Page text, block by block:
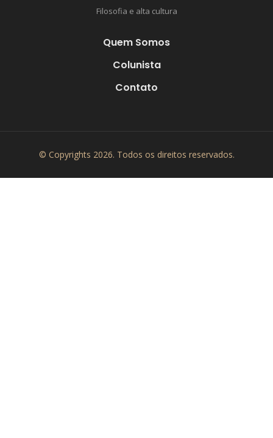
Filosofia e alta cultura
Quem Somos
Colunista
Contato
© Copyrights 2026. Todos os direitos reservados.